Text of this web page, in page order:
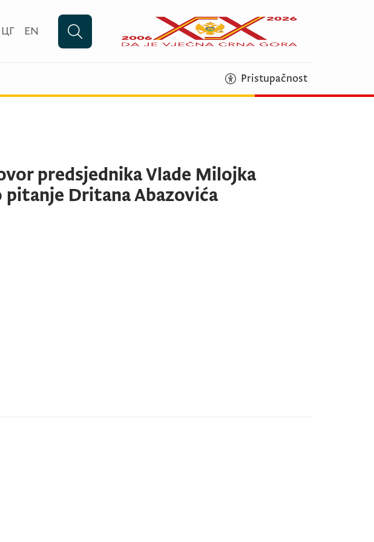
ЦГ EN
Pristupačnost
predsjednika Vlade Milojka
pitanje Dritana Abazovića